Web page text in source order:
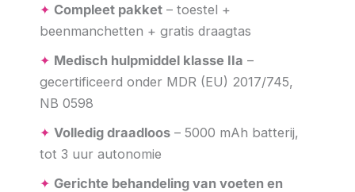
✦ Compleet pakket – toestel +
beenmanchetten + gratis draagtas
✦ Medisch hulpmiddel klasse IIa –
gecertificeerd onder MDR (EU) 2017/745,
NB 0598
✦ Volledig draadloos – 5000 mAh batterij,
tot 3 uur autonomie
✦ Gerichte behandeling van voeten en